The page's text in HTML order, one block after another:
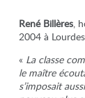
René Billères,
2004 à
« La classe
le maître
s’imposait